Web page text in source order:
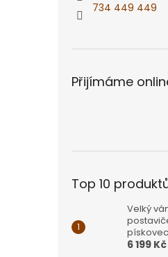
734 449 449
Přijímáme
Top 10
Velký
pískovec
6 199 Kč